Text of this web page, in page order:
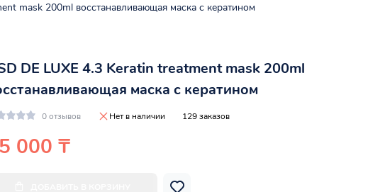
mask 200ml восстанавливающая маска с кератином
DE LUXE 4.3 Keratin treatment mask 200ml
маска с кератином
0 отзывов Нет в наличии 129 заказов
000 ₸